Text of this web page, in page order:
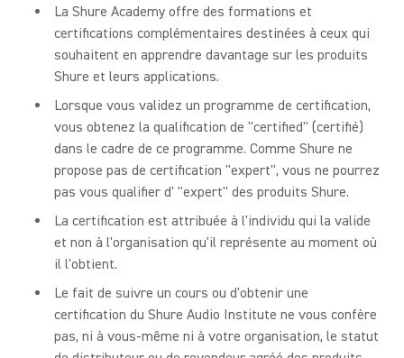
La Shure Academy offre des formations et
certifications complémentaires destinées à ceux qui
souhaitent en apprendre davantage sur les produits
Shure et leurs applications.
Lorsque vous validez un programme de certification,
vous obtenez la qualification de "certified" (certifié)
dans le cadre de ce programme. Comme Shure ne
propose pas de certification "expert", vous ne pourrez
pas vous qualifier d' "expert" des produits Shure.
La certification est attribuée à l'individu qui la valide
et non à l'organisation qu'il représente au moment où
il l'obtient.
Le fait de suivre un cours ou d'obtenir une
certification du Shure Audio Institute ne vous confère
pas, ni à vous-même ni à votre organisation, le statut